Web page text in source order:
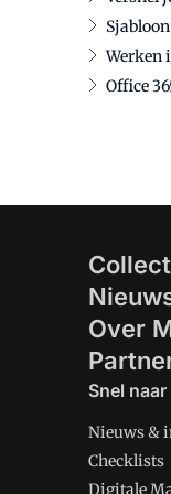
Werken
Office
Over
Snel naar
Nieuws &
Checklists
Digitale